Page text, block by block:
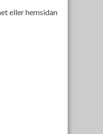
eller hemsidan